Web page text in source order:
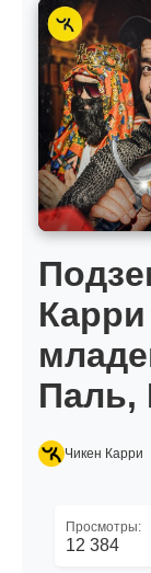
Паль,
Чикен Карри
Просмотры:
12 384